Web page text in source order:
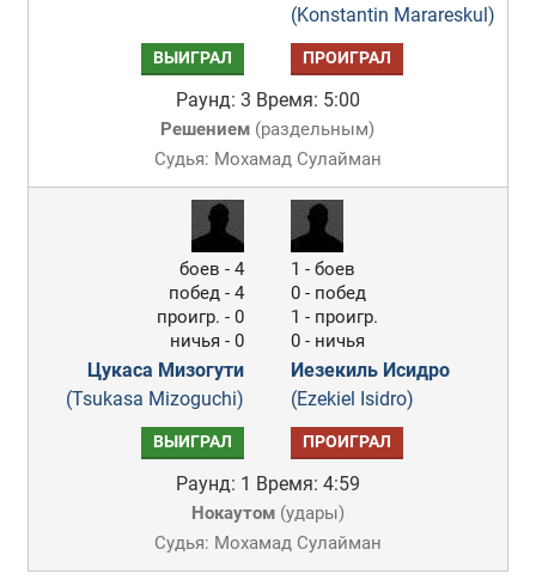
(Konstantin Marareskul)
ВЫИГРАЛ ПРОИГРАЛ
Раунд: 3 Время: 5:00
Решением (раздельным)
Судья: Мохамад Сулайман
боев - 4
побед - 4
проигр. - 0
ничья - 0
Цукаса Мизогути
(Tsukasa Mizoguchi)
1 - боев
0 - побед
1 - проигр.
0 - ничья
Иезекиль Исидро
(Ezekiel Isidro)
ВЫИГРАЛ ПРОИГРАЛ
Раунд: 1 Время: 4:59
Нокаутом(удары)
Судья: Мохамад Сулайман